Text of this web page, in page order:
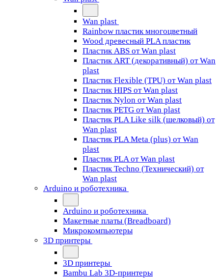
Wan plast
Rainbow пластик многоцветный
Wood древесный PLA пластик
Пластик ABS от Wan plast
Пластик ART (декоративный) от Wan
plast
Пластик Flexible (TPU) от Wan plast
Пластик HIPS от Wan plast
Пластик Nylon от Wan plast
Пластик PETG от Wan plast
Пластик PLA Like silk (шелковый) от
Wan plast
Пластик PLA Meta (plus) от Wan
plast
Пластик PLA от Wan plast
Пластик Techno (Технический) от
Wan plast
Arduino и роботехника
Arduino и роботехника
Макетные платы (Breadboard)
Микрокомпьютеры
3D принтеры
3D принтеры
Bambu Lab 3D-принтеры